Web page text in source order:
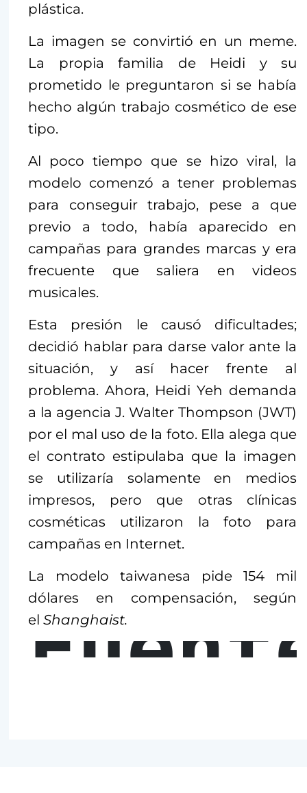
plástica.
La imagen se convirtió en un meme.
La propia familia de Heidi y su
prometido le preguntaron si se había
hecho algún trabajo cosmético de ese
tipo.
Al poco tiempo que se hizo viral, la
modelo comenzó a tener problemas
para conseguir trabajo, pese a que
previo a todo, había aparecido en
campañas para grandes marcas y era
frecuente que saliera en videos
musicales.
Esta presión le causó dificultades;
decidió hablar para darse valor ante la
situación, y así hacer frente al
problema. Ahora, Heidi Yeh demanda
a la agencia J. Walter Thompson (JWT)
por el mal uso de la foto. Ella alega que
el contrato estipulaba que la imagen
se utilizaría solamente en medios
impresos, pero que otras clínicas
cosméticas utilizaron la foto para
campañas en Internet.
La modelo taiwanesa pide 154 mil
dólares en compensación, según
el Shanghaist.